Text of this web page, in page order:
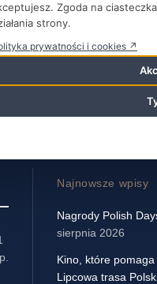
WIĘCEJ
Najnowsze wpisy
Nagrody Polish
sierpnia 2026
Kino, które pomaga
Lipcowa trasa
Zgoda na
strony.
prywatności i cookies ↗